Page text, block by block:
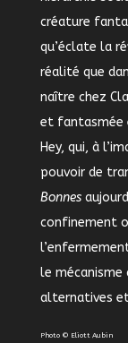
créature
qu’éclate la
réalité que
naître chez
et fantasmée
Hey, qui, à
pouvoir de
Bonnes
confinement
le mécanisme
alternatives
Photo © Eliott Aubin